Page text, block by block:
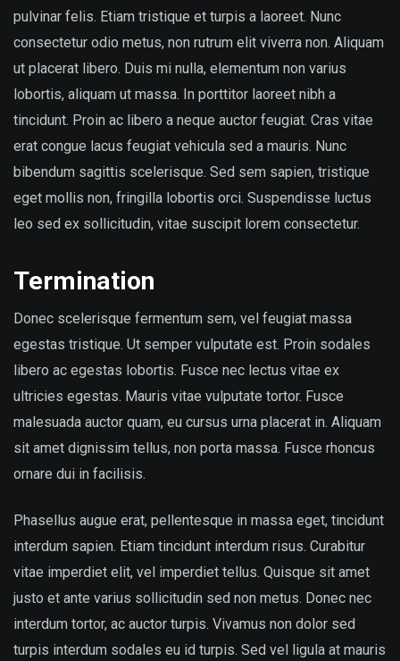
pulvinar felis. Etiam tristique et turpis a laoreet. Nunc
consectetur odio metus, non rutrum elit viverra non. Aliquam
ut placerat libero. Duis mi nulla, elementum non varius
lobortis, aliquam ut massa. In porttitor laoreet nibh a
tincidunt. Proin ac libero a neque auctor feugiat. Cras vitae
erat congue lacus feugiat vehicula sed a mauris. Nunc
bibendum sagittis scelerisque. Sed sem sapien, tristique
eget mollis non, fringilla lobortis orci. Suspendisse luctus
leo sed ex sollicitudin, vitae suscipit lorem consectetur.
Termination
Donec scelerisque fermentum sem, vel feugiat massa
egestas tristique. Ut semper vulputate est. Proin sodales
libero ac egestas lobortis. Fusce nec lectus vitae ex
ultricies egestas. Mauris vitae vulputate tortor. Fusce
malesuada auctor quam, eu cursus urna placerat in. Aliquam
sit amet dignissim tellus, non porta massa. Fusce rhoncus
ornare dui in facilisis.
Phasellus augue erat, pellentesque in massa eget, tincidunt
interdum sapien. Etiam tincidunt interdum risus. Curabitur
vitae imperdiet elit, vel imperdiet tellus. Quisque sit amet
justo et ante varius sollicitudin sed non metus. Donec nec
interdum tortor, ac auctor turpis. Vivamus non dolor sed
turpis interdum sodales eu id turpis. Sed vel ligula at mauris